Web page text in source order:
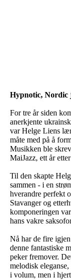
Hypnotic, Nordic
For tre år siden
anerkjente
var Helge Liens
måte med på å
Musikken ble
MaiJazz, ett år
Til den skapte
sammen - i en
hverandre perfekt
Stavanger og
komponeringen
hans vakre
Nå har de fire
denne fantastiske
peker fremover.
melodisk
i volum, men i